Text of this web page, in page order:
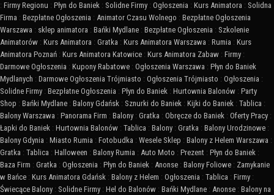
: Firmy Regionu : Płyn do Baniek : Solidne Firmy : Ogłoszenia : Kurs Animatora : Solidna
Firma : Bezpłatne Ogłoszenia : Animator Czasu Wolnego : Bezpłatne Ogłoszenia
Warszawa : sklep animatora : Bańki Mydlane : Bezpłatne Ogłoszenia : Szkolenie
Animatorów : Kurs Animatora : Gratka : Kurs Animatora Warszawa : Rumia : Kurs
Animatora Poznań : Kurs Animatora Katowice : Kurs Animatora Zabaw : Firmy :
Darmowe Ogłoszenia : Kupony Rabatowe : Ogłoszenia Warszawa : Płyn do Baniek
Mydlanych : Darmowe Ogłoszenia Trójmiasto : Ogłoszenia Trójmiasto : Ogłoszenia :
Solidne Firmy : Bezpłatne Ogłoszenia : Płyn do Baniek : Hurtownia Balonów : Party
Shop : Bańki Mydlane : Balony Gdańsk : Sznurki do Baniek : Kijki do Baniek : Tablica :
Balony Warszawa : Panorama Firm : Balony : Gratka : Obręcze do Baniek : Oferty Pracy :
Łapki do Baniek : Hurtownia Balonów : Tablica : Balony : Gratka : Balony Urodzinowe :
Balony Gdynia : Miasto Rumia : Fotobudka : Wesele Sklep : Balony z Helem Warszawa :
Gratka : Tablica : Halloween : Balony Rumia : Auto Moto : Prezent : Płyn do Baniek :
Baza Firm : Gratka : Ogłoszenia : Płyn do Baniek : Anonse : Balony Foliowe : Zamykanie
w Bańce : Kurs Animatora Gdańsk : Balony z Helem : Ogłoszenia : Tablica : Firmy :
Świecące Balony : Solidne Firmy : Hel do Balonów : Bańki Mydlane : Anonse : Balony na